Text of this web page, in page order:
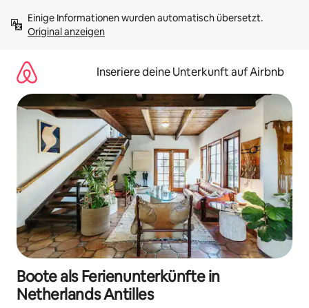
Inhalten
springenOriginal anzeigen
Inseriere deine Unterkunft auf Airbnb
Boote als Ferienunterkünfte in
Netherlands Antilles